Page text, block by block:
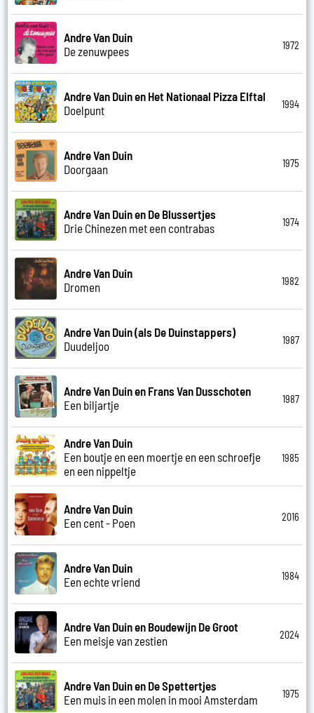
Andre Van Duin
De zenuwpees
1972
Andre Van Duin en Het Nationaal Pizza Elftal
Doelpunt
1994
Andre Van Duin
Doorgaan
1975
Andre Van Duin en De Blussertjes
Drie Chinezen met een contrabas
1974
Andre Van Duin
Dromen
1982
Andre Van Duin (als De Duinstappers)
Duudeljoo
1987
Andre Van Duin en Frans Van Dusschoten
Een biljartje
1987
Andre Van Duin
Een boutje en een moertje en een schroefje
en een nippeltje
1985
Andre Van Duin
Een cent - Poen
2016
Andre Van Duin
Een echte vriend
1984
Andre Van Duin en Boudewijn De Groot
Een meisje van zestien
2024
Andre Van Duin en De Spettertjes
Een muis in een molen in mooi Amsterdam
1975